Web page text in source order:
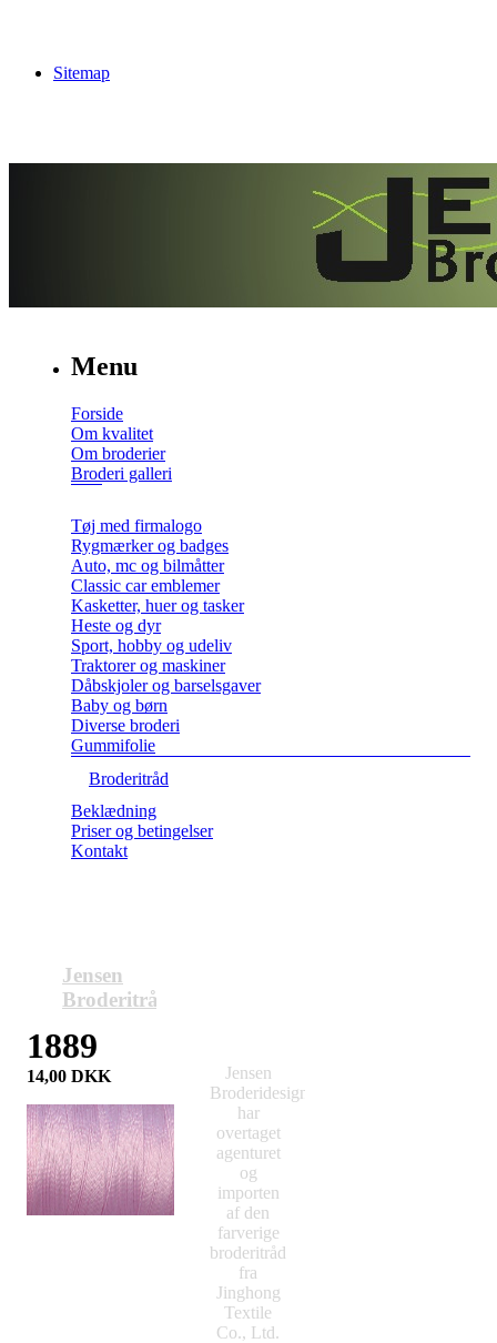
Sitemap
Menu
Forside
Om kvalitet
Om broderier
Broderi galleri
Tøj med firmalogo
Rygmærker og badges
Auto, mc og bilmåtter
Classic car emblemer
Kasketter, huer og tasker
Heste og dyr
Sport, hobby og udeliv
Traktorer og maskiner
Dåbskjoler og barselsgaver
Baby og børn
Diverse broderi
Gummifolie
Broderitråd
Beklædning
Priser og betingelser
Kontakt
Jensen
Broderitråd
1889
14,00 DKK
Jensen
Broderidesign
har
overtaget
agenturet
og
importen
af den
farverige
broderitråd
fra
Jinghong
Textile
Co., Ltd.